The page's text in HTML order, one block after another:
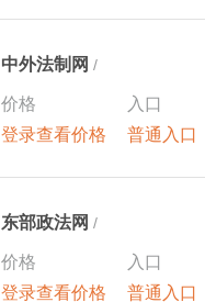
中外法制网 /
价格
登录查看价格
入口
普通入口
东部政法网 /
价格
登录查看价格
入口
普通入口